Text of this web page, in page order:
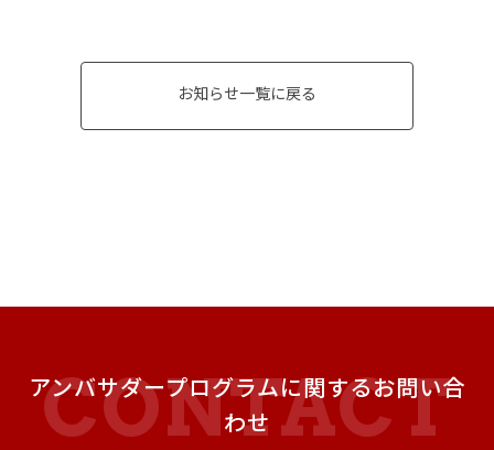
お知らせ一覧に戻る
アンバサダープログラムに関するお問い合
わせ